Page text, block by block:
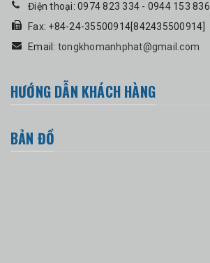
Điện thoại: 0974 823 334 - 0944 153 836
Fax: +84-24-35500914[842435500914]
Email: tongkhomanhphat@gmail.com
HƯỚNG DẪN KHÁCH HÀNG
BẢN ĐỒ